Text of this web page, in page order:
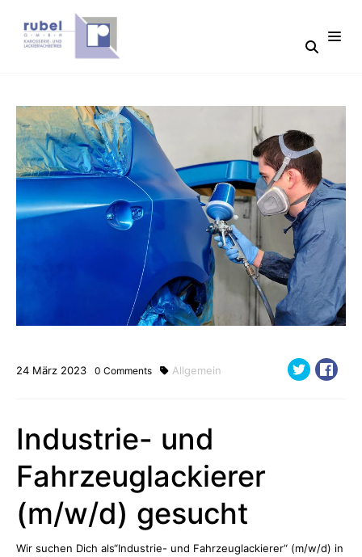
24 März 2023 0 Comments Allgemein
Industrie- und
Fahrzeuglackierer
(m/w/d) gesucht
Wir suchen Dich als“Industrie- und Fahrzeuglackierer“ (m/w/d) in